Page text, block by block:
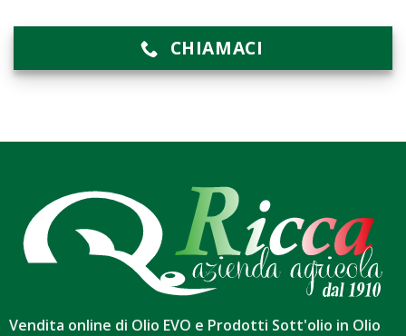
CHIAMACI
Vendita online di Olio EVO e Prodotti Sott'olio in Olio